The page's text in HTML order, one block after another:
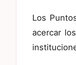
Los
acercar